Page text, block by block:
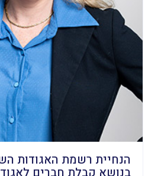
הנחיית רשמת האגודות
בנושא קבלת חברים